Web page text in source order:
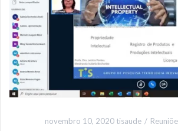
novembro 10, 2020 tisaude